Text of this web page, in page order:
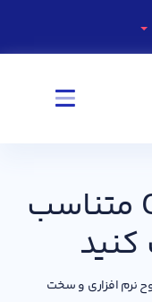
پلن هاست Cpanel متناسب
کنید
نرم افزاری و سخت